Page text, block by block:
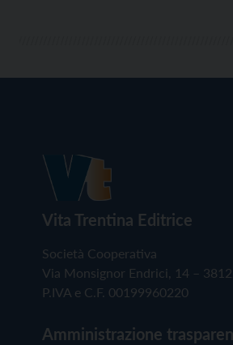
Vita Trentina Editrice
Società Cooperativa
Via Monsignor Endrici, 14 –
P.IVA e C.F. 00199960220
Amministrazione